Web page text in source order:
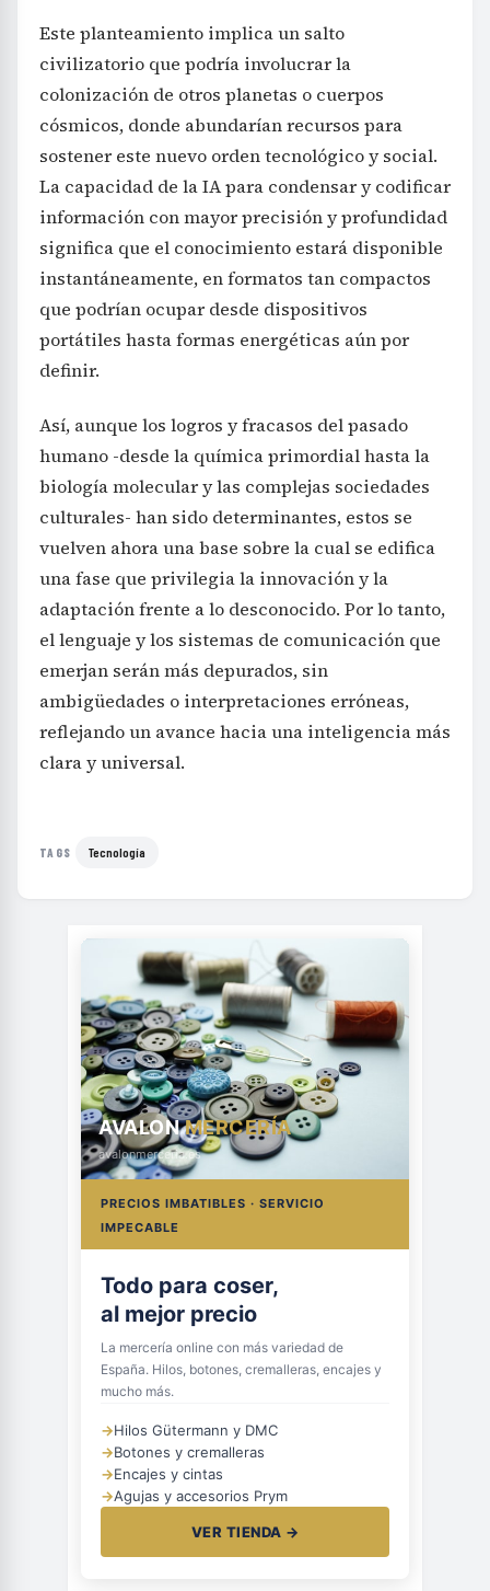
Este planteamiento implica un salto
civilizatorio que podría involucrar la
colonización de otros planetas o cuerpos
cósmicos, donde abundarían recursos para
sostener este nuevo orden tecnológico y social.
La capacidad de la IA para condensar y codificar
información con mayor precisión y profundidad
significa que el conocimiento estará disponible
instantáneamente, en formatos tan compactos
que podrían ocupar desde dispositivos
portátiles hasta formas energéticas aún por
definir.
Así, aunque los logros y fracasos del pasado
humano -desde la química primordial hasta la
biología molecular y las complejas sociedades
culturales- han sido determinantes, estos se
vuelven ahora una base sobre la cual se edifica
una fase que privilegia la innovación y la
adaptación frente a lo desconocido. Por lo tanto,
el lenguaje y los sistemas de comunicación que
emerjan serán más depurados, sin
ambigüedades o interpretaciones erróneas,
reflejando un avance hacia una inteligencia más
clara y universal.
TAGS Tecnología
AVALONMERCERÍA
avalonmerceria.es
PRECIOS IMBATIBLES · SERVICIO
IMPECABLE
Todo para coser,
al mejor precio
La mercería online con más variedad de
España. Hilos, botones, cremalleras, encajes y
mucho más.
→Hilos Gütermann y DMC
→Botones y cremalleras
→Encajes y cintas
→Agujas y accesorios Prym
VER TIENDA →